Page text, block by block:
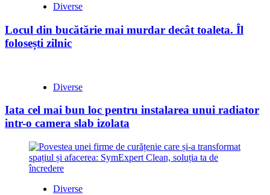
Diverse
Locul din bucătărie mai murdar decât toaleta. Îl
folosești zilnic
Diverse
Iata cel mai bun loc pentru instalarea unui radiator
intr-o camera slab izolata
Diverse